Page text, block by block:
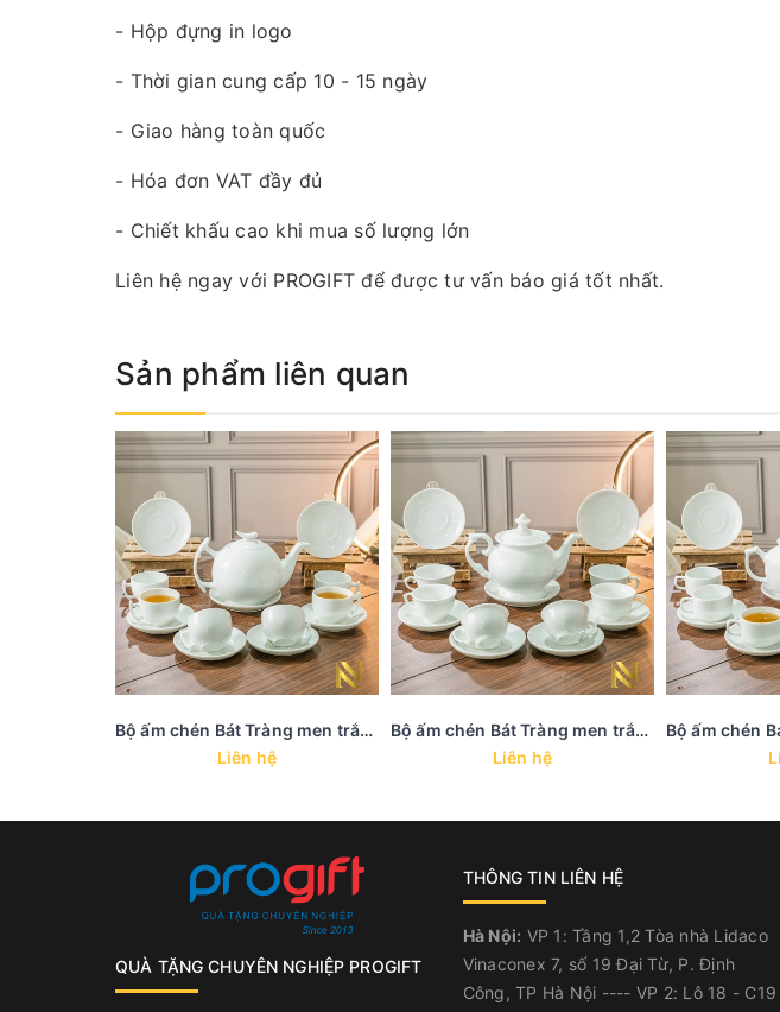
- Hộp đựng in logo
- Thời gian cung cấp 10 - 15 ngày
- Giao hàng toàn quốc
- Hóa đơn VAT đầy đủ
- Chiết khấu cao khi mua số lượng lớn
Liên hệ ngay với PROGIFT để được tư vấn báo giá tốt nhất.
Sản phẩm liên quan
Bộ ấm chén Bát Tràng men trắng trơn - AC 8
Liên hệ
Bộ ấm chén Bát Tràng men trắng trơn - AC 7
Liên hệ
QUÀ TẶNG CHUYÊN NGHIỆP PROGIFT
THÔNG TIN LIÊN HỆ
Hà Nội: VP 1: Tầng 1,2 Tòa nhà Lidaco
Vinaconex 7, số 19 Đại Từ, P. Định
Công, TP Hà Nội ---- VP 2: Lô 18 - C19